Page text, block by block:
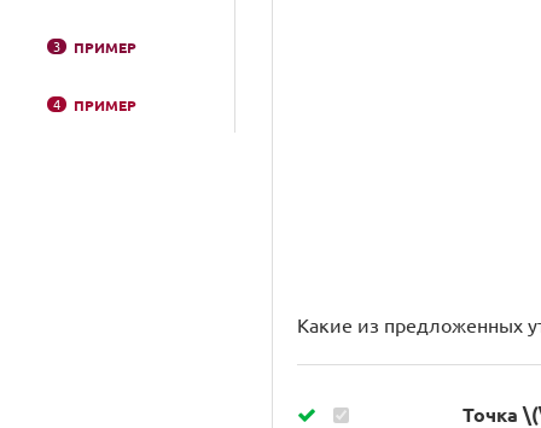
3 ПРИМЕР
4 ПРИМЕР
Какие из предложенных
Точка